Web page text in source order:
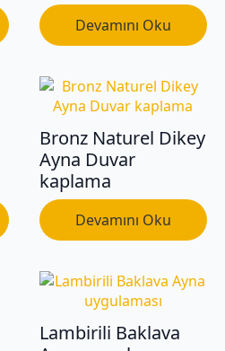
Devamını Oku
Bronz Naturel Dikey
Ayna Duvar
kaplama
Devamını Oku
Lambirili Baklava